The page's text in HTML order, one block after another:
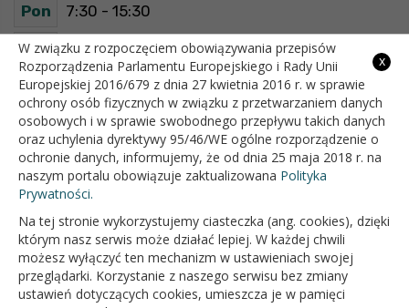
Pon 7:30 - 15:30
Wt 7:30 - 15:30
Śr 7:30 - 15:30
Czw 7:30 - 15:30
Pt 7:30 - 15:30
OFICJALNY SERWIS INTERNETOWY GMINY BIAŁOPOLE
x
W związku z rozpoczęciem obowiązywania przepisów
Rozporządzenia Parlamentu Europejskiego i Rady Unii
Europejskiej 2016/679 z dnia 27 kwietnia 2016 r. w sprawie
ochrony osób fizycznych w związku z przetwarzaniem danych
osobowych i w sprawie swobodnego przepływu takich danych
oraz uchylenia dyrektywy 95/46/WE ogólne rozporządzenie o
ochronie danych, informujemy, że od dnia 25 maja 2018 r. na
naszym portalu obowiązuje zaktualizowana Polityka
Prywatności.
Na tej stronie wykorzystujemy ciasteczka (ang. cookies), dzięki
którym nasz serwis może działać lepiej. W każdej chwili
możesz wyłączyć ten mechanizm w ustawieniach swojej
przeglądarki. Korzystanie z naszego serwisu bez zmiany
ustawień dotyczących cookies, umieszcza je w pamięci